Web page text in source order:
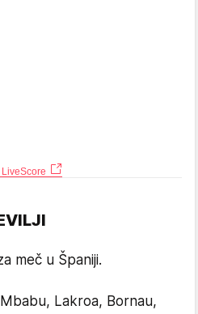
meč u Španiji.
Lakroa, Bornau,